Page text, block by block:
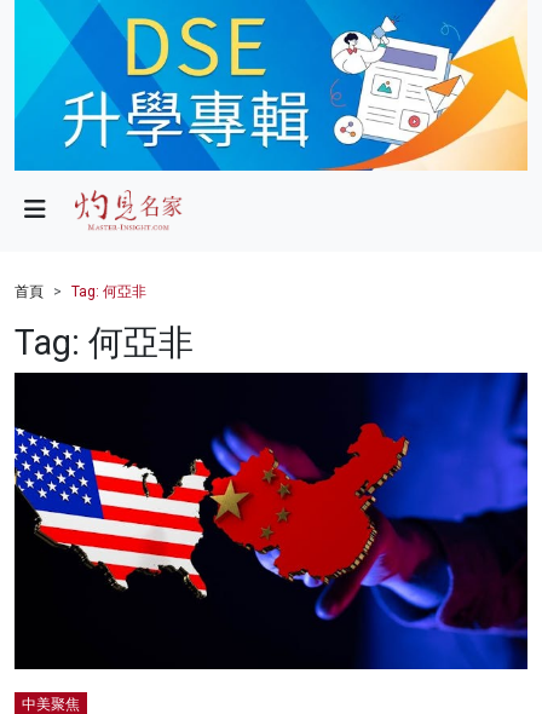
政局
財經
健康
科技
影片
名家榜
關於我們
首頁 Tag: 何亞非
Tag: 何亞非
中美聚焦